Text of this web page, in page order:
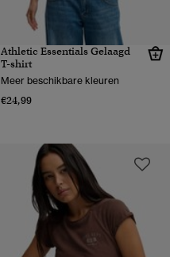
Athletic Essentials Gelaagd
T-shirt
Meer beschikbare kleuren
€24,99